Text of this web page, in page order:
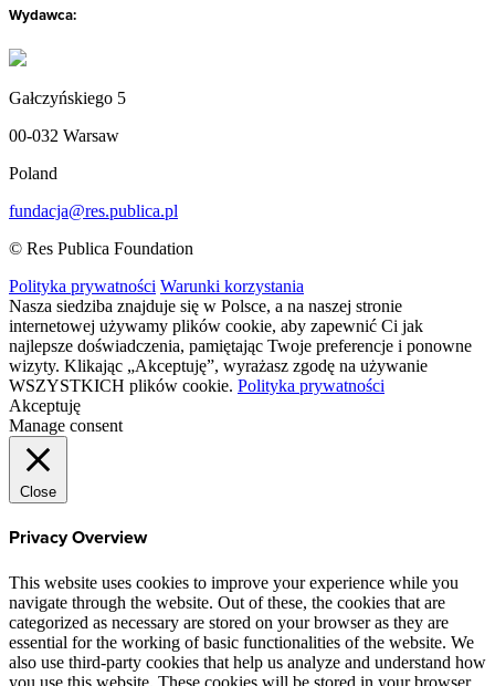
Wydawca:
Gałczyńskiego 5
00-032 Warsaw
Poland
fundacja@res.publica.pl
© Res Publica Foundation
Polityka prywatności Warunki korzystania
Nasza siedziba znajduje się w Polsce, a na naszej stronie
internetowej używamy plików cookie, aby zapewnić Ci jak
najlepsze doświadczenia, pamiętając Twoje preferencje i ponowne
wizyty. Klikając „Akceptuję”, wyrażasz zgodę na używanie
WSZYSTKICH plików cookie. Polityka prywatności
Akceptuję
Manage consent
Close
Privacy Overview
This website uses cookies to improve your experience while you
navigate through the website. Out of these, the cookies that are
categorized as necessary are stored on your browser as they are
essential for the working of basic functionalities of the website. We
also use third-party cookies that help us analyze and understand how
you use this website. These cookies will be stored in your browser